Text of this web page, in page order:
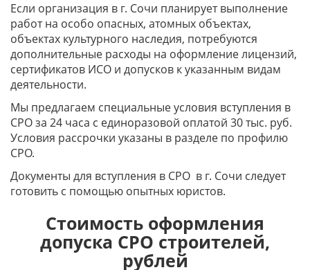
Если организация в г. Сочи планирует выполнение
работ на особо опасных, атомных объектах,
объектах культурного наследия, потребуются
дополнительные расходы на оформление лицензий,
сертификатов ИСО и допусков к указанным видам
деятельности.
Мы предлагаем специальные условия вступления в
СРО за 24 часа с единоразовой оплатой 30 тыс. руб.
Условия рассрочки указаны в разделе по профилю
СРО.
Документы для вступления в СРО в г. Сочи следует
готовить с помощью опытных юристов.
Стоимость оформления
допуска СРО строителей,
рублей